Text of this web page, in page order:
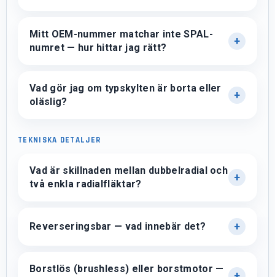
Mitt OEM-nummer matchar inte SPAL-
numret — hur hittar jag rätt?
Vad gör jag om typskylten är borta eller
oläslig?
TEKNISKA DETALJER
Vad är skillnaden mellan dubbelradial och
två enkla radialfläktar?
Reverseringsbar — vad innebär det?
Borstlös (brushless) eller borstmotor —